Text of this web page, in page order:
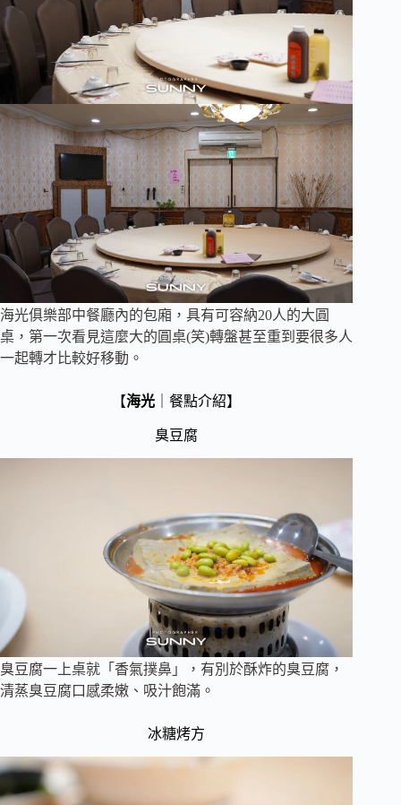
海光俱樂部中餐廳內的包廂，具有可容納20人的大圓
桌，第一次看見這麼大的圓桌(笑)轉盤甚至重到要很多人
一起轉才比較好移動。
【海光 ｜餐點介紹】
臭豆腐
臭豆腐一上桌就「香氣撲鼻」，有別於酥炸的臭豆腐，
清蒸臭豆腐口感柔嫩、吸汁飽滿。
冰糖烤方